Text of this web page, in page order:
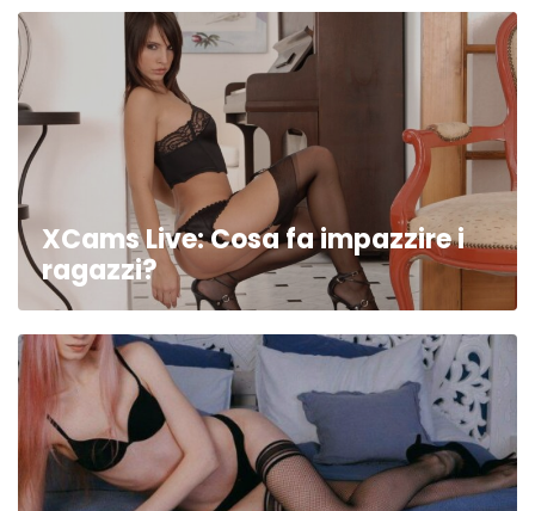
XCams Live: Cosa fa impazzire i
ragazzi?